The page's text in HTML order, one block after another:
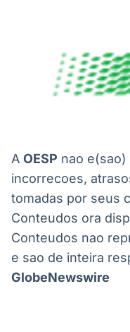
A OESP nao
incorrecoes,
tomadas por seus
Conteudos ora
Conteudos nao
e sao de inteira
GlobeNewswire